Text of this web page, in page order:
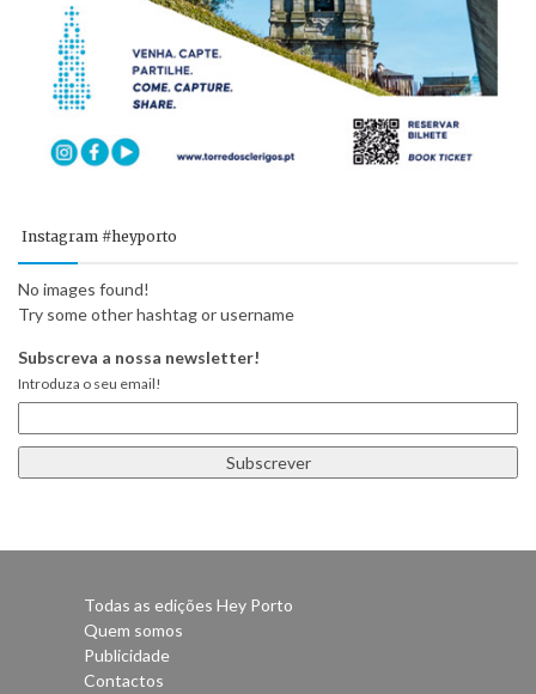
Instagram #heyporto
No images found!
Try some other hashtag or username
Subscreva a nossa newsletter!
Introduza o seu email!
Todas as edições Hey Porto
Quem somos
Publicidade
Contactos